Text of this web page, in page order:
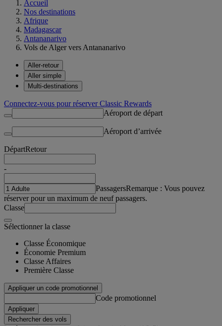
Accueil
Nos destinations
Afrique
Madagascar
Antananarivo
Vols de Alger vers Antananarivo
Aller-retour
Aller simple
Multi-destinations
Connectez-vous pour réserver Classic Rewards
Aéroport de départ
Aéroport d’arrivée
DépartRetour
-
PassagersRemarque : Vous pouvez
réserver pour un maximum de neuf passagers.
Classe
Sélectionner la classe
Classe Économique
Économie Premium
Classe Affaires
Première Classe
Appliquer un code promotionnel
Code promotionnel
Appliquer
Rechercher des vols